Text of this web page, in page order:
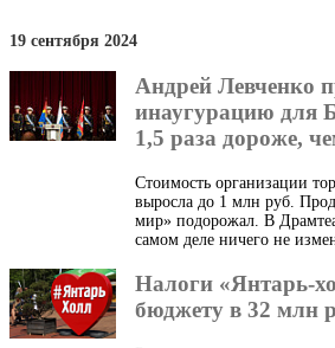
19 сентября 2024
Андрей Левченко
инаугурацию для
1,5 раза дороже,
Стоимость организации
выросла до 1 млн руб.
мир» подорожал. В
самом деле ничего не
Налоги «Янтарь-
бюджету в 32 млн